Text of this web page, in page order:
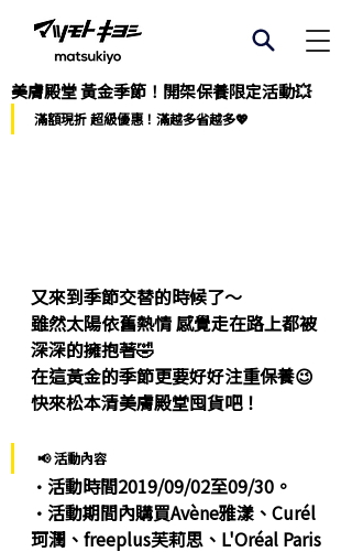
美膚殿堂 黃金季節！開架保養限定活動💥
滿額現折 超級優惠！滿越多省越多💖
又來到季節交替的時候了～
雖然太陽依舊熱情 感覺走在路上都被
深深的擁抱著🤣
在這黃金的季節更要好好注重保養😉
快來松本清美膚殿堂囤貨吧！
📢 活動內容
‧活動時間2019/09/02至09/30。
‧活動期間內購買Avène雅漾、Curél
珂潤、freeplus芙莉思、L'Oréal Paris